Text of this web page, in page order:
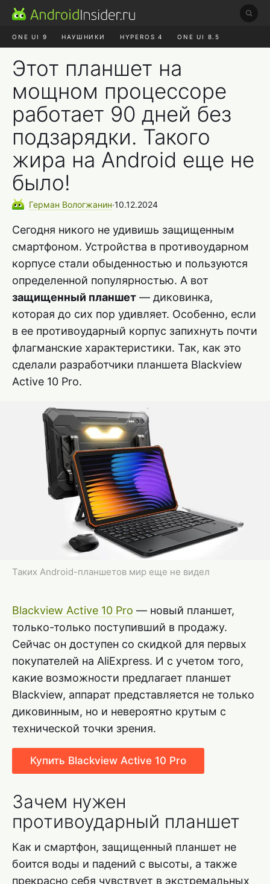
ONE UI 9 НАУШНИКИ HYPEROS 4 ONE UI 8.5
Этот планшет на
мощном процессоре
работает 90 дней без
подзарядки. Такого
жира на Android еще не
было!
Герман Вологжанин∙10.12.2024
Сегодня никого не удивишь защищенным
смартфоном. Устройства в противоударном
корпусе стали обыденностью и пользуются
определенной популярностью. А вот
защищенный планшет — диковинка,
которая до сих пор удивляет. Особенно, если
в ее противоударный корпус запихнуть почти
флагманские характеристики. Так, как это
сделали разработчики планшета Blackview
Active 10 Pro.
Таких Android-планшетов мир еще не видел
Blackview Active 10 Pro — новый планшет,
только-только поступивший в продажу.
Сейчас он доступен со скидкой для первых
покупателей на AliExpress. И с учетом того,
какие возможности предлагает планшет
Blackview, аппарат представляется не только
диковинным, но и невероятно крутым с
технической точки зрения.
Купить Blackview Active 10 Pro
Зачем нужен
противоударный планшет
Как и смартфон, защищенный планшет не
боится воды и падений с высоты, а также
прекрасно себя чувствует в экстремальных